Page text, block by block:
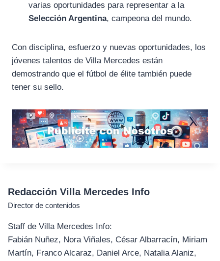
varias oportunidades para representar a la
Selección Argentina, campeona del mundo.
Con disciplina, esfuerzo y nuevas oportunidades, los
jóvenes talentos de Villa Mercedes están
demostrando que el fútbol de élite también puede
tener su sello.
Redacción Villa Mercedes Info
Director de contenidos
Staff de Villa Mercedes Info:
Fabián Nuñez, Nora Viñales, César Albarracín, Miriam
Martín, Franco Alcaraz, Daniel Arce, Natalia Alaniz,